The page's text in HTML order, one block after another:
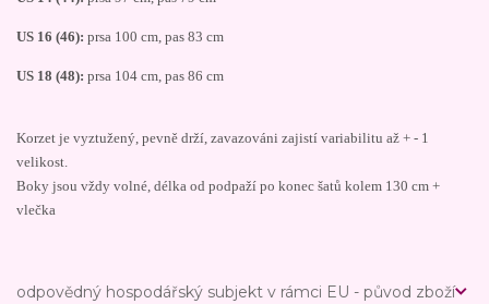
US 16 (46): prsa 100 cm, pas 83 cm
US 18 (48): prsa 104 cm, pas 86 cm
Korzet je vyztužený, pevně drží, zavazováni zajistí variabilitu až + - 1
velikost.
Boky jsou vždy volné, délka od podpaží po konec šatů kolem 130 cm +
vlečka
odpovědný hospodářský subjekt v rámci EU - původ zboží